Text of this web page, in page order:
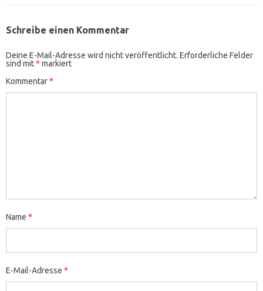
Schreibe einen Kommentar
Deine E-Mail-Adresse wird nicht veröffentlicht. Erforderliche Felder
sind mit* markiert
Kommentar*
Name *
E-Mail-Adresse *